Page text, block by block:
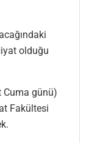
olduğu
Cuma günü)
Fakültesi